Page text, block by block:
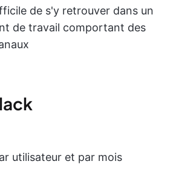
de s'y retrouver dans un
de travail comportant des
utilisateur et par mois